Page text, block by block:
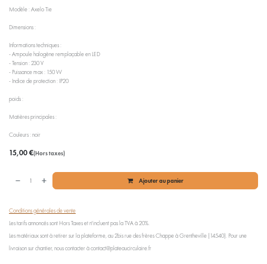
Modèle : Axelo Tie
Dimensions :
Informations techniques :
- Ampoule halogène remplaçable en LED
- Tension : 230 V
- Puissance max : 150 W
- Indice de protection : IP20
poids :
Matières principales :
Couleurs : noir
15,00€(Hors taxes)
Ajouter au panier
Conditions générales de vente
Les tarifs annoncés sont Hors Taxes et n'incluent pas la TVA à 20%.
Les matériaux sont à retirer sur la plateforme, au 2bis rue des frères Chappe à Grentheville (14540). Pour une
livraison sur chantier, nous contacter à contact@plateaucirculaire.fr